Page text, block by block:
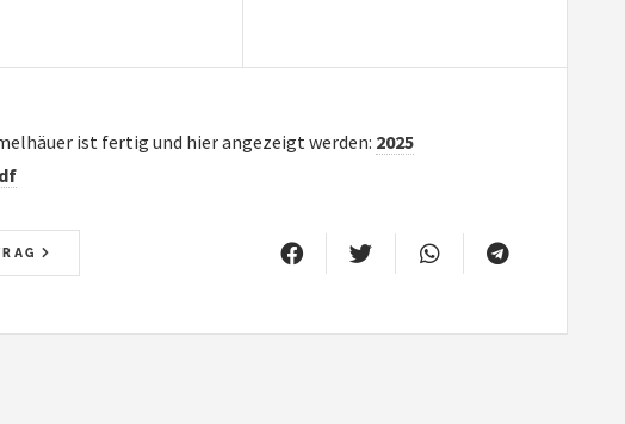
ist fertig und hier angezeigt werden: 2025